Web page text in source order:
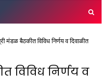
मंडळ बैठकीत विविध निर्णय व दिवाळीत
विविध निर्णय व